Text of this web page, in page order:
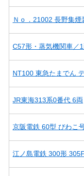
Ｎｏ．21002 長野集煙
C57形・蒸気機関車／
NT100 東急たまでん
JR東海313系0番代 6両
京阪電鉄 60型 びわこ
江ノ島電鉄 300形